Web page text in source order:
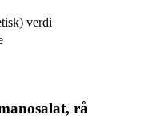
verdi
rå